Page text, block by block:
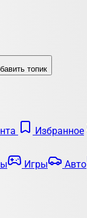
топик
Избранное
Игры Авто